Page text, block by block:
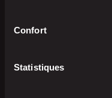
Confort
Statistiques
Beverages de